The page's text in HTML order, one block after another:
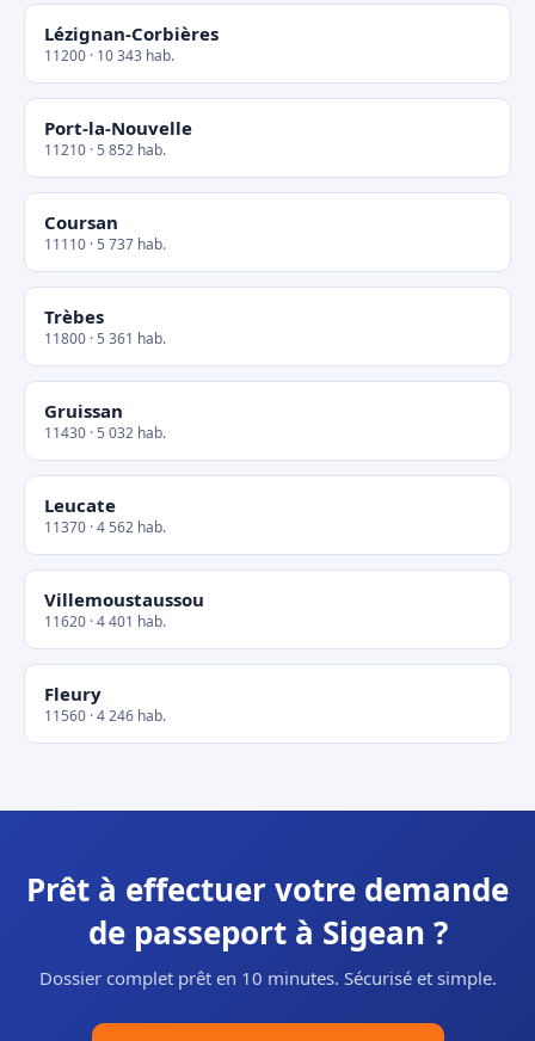
Lézignan-Corbières
11200 · 10 343 hab.
Port-la-Nouvelle
11210 · 5 852 hab.
Coursan
11110 · 5 737 hab.
Trèbes
11800 · 5 361 hab.
Gruissan
11430 · 5 032 hab.
Leucate
11370 · 4 562 hab.
Villemoustaussou
11620 · 4 401 hab.
Fleury
11560 · 4 246 hab.
Prêt à effectuer votre demande
de passeport à Sigean ?
Dossier complet prêt en 10 minutes. Sécurisé et simple.